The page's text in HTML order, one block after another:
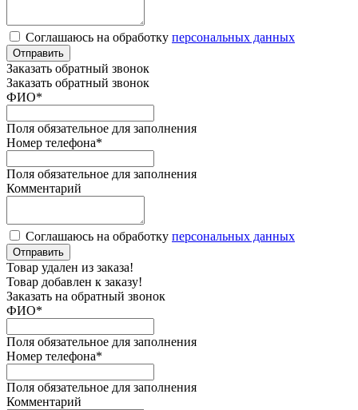
Соглашаюсь на обработку персональных данных
Отправить
Заказать обратный звонок
Заказать обратный звонок
ФИО*
Поля обязательное для заполнения
Номер телефона*
Поля обязательное для заполнения
Комментарий
Соглашаюсь на обработку персональных данных
Отправить
Товар удален из заказа!
Товар добавлен к заказу!
Заказать на обратный звонок
ФИО*
Поля обязательное для заполнения
Номер телефона*
Поля обязательное для заполнения
Комментарий